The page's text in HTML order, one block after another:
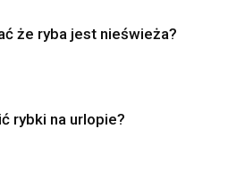
że ryba jest nieświeża?
rybki na urlopie?